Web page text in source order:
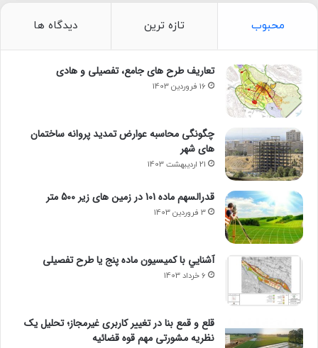
محبوب تازه ترین دیدگاه ها
تعاریف طرح های جامع، تفصیلی و هادی
16 فروردین 1403
چگونگی محاسبه عوارض تمدید پروانه ساختمان
های شهر
21 اردیبهشت 1403
قدرالسهم ماده 101 در زمین های زیر 500 متر
3 فروردین 1403
آشنايي با كميسيون ماده پنج یا طرح تفصیلی
6 خرداد 1403
قلع و قمع بنا در تغییر کاربری غیرمجاز؛ تحلیل یک
نظریه مشورتی مهم قوه قضائیه